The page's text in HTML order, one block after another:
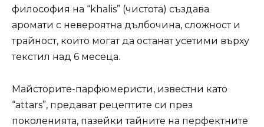
философия на “khalis” (чистота) създава
аромати с невероятна дълбочина, сложност и
трайност, които могат да останат усетими върху
текстил над 6 месеца.
Майсторите-парфюмеристи, известни като
“attars”, предават рецептите си през
поколенията, пазейки тайните на перфектните